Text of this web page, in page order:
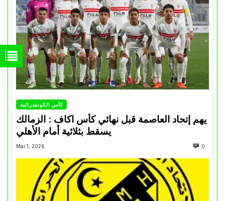
كأس الكونفدرالية
يهم إتحاد العاصمة قبل نهائي كأس اكاف : الزمالك
Mai 1, 2026 0